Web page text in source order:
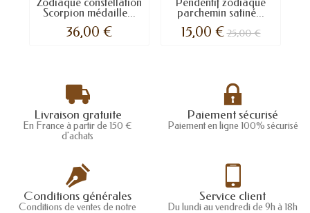
Scorpion médaille...
36,00 €
parchemin satiné...
15,00 €25,00 €
Livraison gratuite
En France à partir de 150 €
d'achats
Paiement sécurisé
Paiement en ligne 100% sécurisé
Conditions générales
Conditions de ventes de notre
Service client
Du lundi au vendredi de 9h à 18h